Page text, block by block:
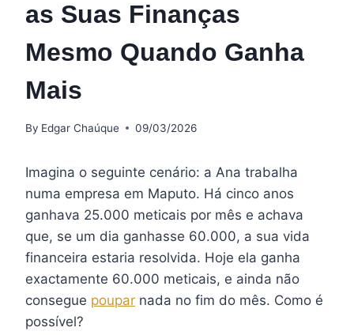
as Suas Finanças
Mesmo Quando Ganha
Mais
By Edgar Chaúque 09/03/2026
Imagina o seguinte cenário: a Ana trabalha
numa empresa em Maputo. Há cinco anos
ganhava 25.000 meticais por mês e achava
que, se um dia ganhasse 60.000, a sua vida
financeira estaria resolvida. Hoje ela ganha
exactamente 60.000 meticais, e ainda não
consegue poupar nada no fim do mês. Como é
possível?